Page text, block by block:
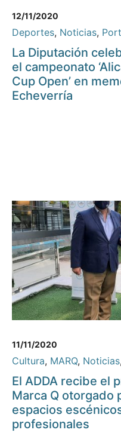
12/11/2020
Deportes, Noticias,
La Diputación
el campeonato
Cup Open’ en
Echeverría
11/11/2020
Cultura, MARQ, Noticias,
El ADDA recibe el
Marca Q otorgado
espacios
profesionales